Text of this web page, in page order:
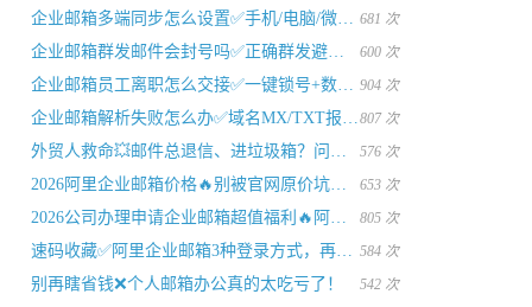
企业邮箱多端同步怎么设置✅手机/电脑/微信数据实时同步 681 次
企业邮箱群发邮件会封号吗✅正确群发避坑指南 600 次
企业邮箱员工离职怎么交接✅一键锁号+数据留存不丢客户 904 次
企业邮箱解析失败怎么办✅域名MX/TXT报错一站式解决807 次
外贸人救命💥邮件总退信、进垃圾箱？问题终于解决 576 次
2026阿里企业邮箱价格🔥别被官网原价坑！真实年费+省钱攻略 653 次
2026公司办理申请企业邮箱超值福利🔥阿里企业邮箱低价开通攻略 805 次
速码收藏✅阿里企业邮箱3种登录方式，再也不用乱找 584 次
别再瞎省钱❌个人邮箱办公真的太吃亏了！ 542 次